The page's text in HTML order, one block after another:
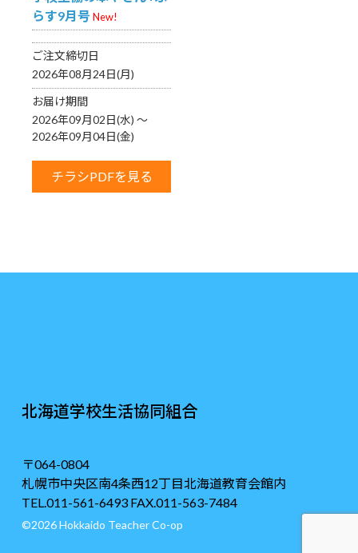
らす9月号New!
ご注文締切日
2026年08月24日(月)
お届け期間
2026年09月02日(水) 〜
2026年09月04日(金)
チラシPDFを見る
北海道学校生活協同組合
〒064-0804
札幌市中央区南4条西12丁目北海道教育会館内
TEL.011-561-6493 FAX.011-563-7484
©2026 Hokkaido Teacher Co-op